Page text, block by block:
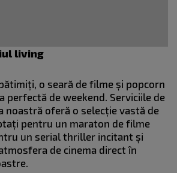
living
o seară de filme și popcorn
perfectă de weekend. Serviciile de
noastră oferă o selecție vastă de
pentru un maraton de filme
un serial thriller incitant și
de cinema direct în